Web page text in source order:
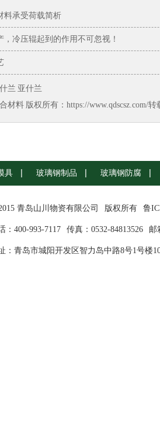
料承受荷载简析
冷压辊起到的作用不可忽视！
兰 亚什兰
材料 版权所有：https://www.qdscsz.com/
具 玻璃钢制品 玻璃钢防腐
青岛山川物资有限公司 版权所有 鲁
：400-993-7117 传真：0532-84813526 邮
：青岛市城阳开发区智力岛中路8号1号楼